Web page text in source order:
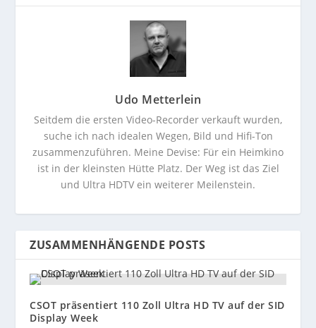
Udo Metterlein
Seitdem die ersten Video-Recorder verkauft wurden,
suche ich nach idealen Wegen, Bild und Hifi-Ton
zusammenzuführen. Meine Devise: Für ein Heimkino
ist in der kleinsten Hütte Platz. Der Weg ist das Ziel
und Ultra HDTV ein weiterer Meilenstein.
ZUSAMMENHÄNGENDE POSTS
CSOT präsentiert 110 Zoll Ultra HD TV auf der SID
Display Week